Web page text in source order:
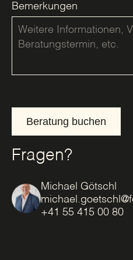
Bemerkungen
Beratung buchen
Fragen?
Michael Götschl
+41 55 415 00 80